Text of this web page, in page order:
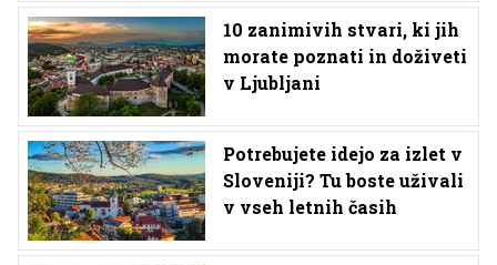
10 zanimivih stvari, ki jih
morate poznati in doživeti
v Ljubljani
Potrebujete idejo za izlet v
Sloveniji? Tu boste uživali
v vseh letnih časih